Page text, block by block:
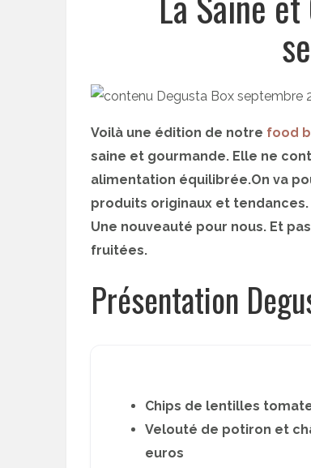
Voilà une édition de notre food
saine et gourmande. Elle ne
alimentation équilibrée.On va
produits originaux et
Une nouveauté pour nous. Et
fruitées.
Présentation
Chips de lentilles
Velouté de potiron et
euros